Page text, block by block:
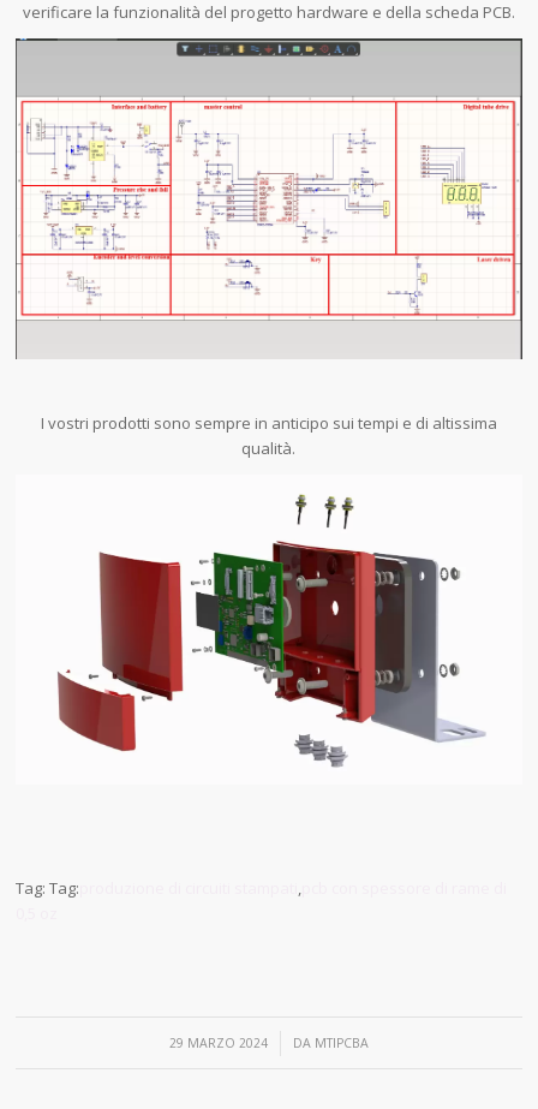
verificare la funzionalità del progetto hardware e della scheda PCB.
I vostri prodotti sono sempre in anticipo sui tempi e di altissima
qualità.
Tag: Tag:
29 MARZO 2024
/ DA MTIPCBA